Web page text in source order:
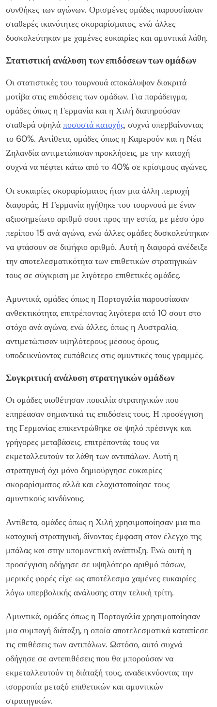
συνθήκες των αγώνων. Ορισμένες ομάδες παρουσίασαν
σταθερές ικανότητες σκοραρίσματος, ενώ άλλες
δυσκολεύτηκαν με χαμένες ευκαιρίες και αμυντικά λάθη.
Στατιστική ανάλυση των επιδόσεων των ομάδων
Οι στατιστικές του τουρνουά αποκάλυψαν διακριτά
μοτίβα στις επιδόσεις των ομάδων. Για παράδειγμα,
ομάδες όπως η Γερμανία και η Χιλή διατηρούσαν
σταθερά υψηλά ποσοστά κατοχής, συχνά υπερβαίνοντας
το 60%. Αντίθετα, ομάδες όπως η Καμερούν και η Νέα
Ζηλανδία αντιμετώπισαν προκλήσεις, με την κατοχή
συχνά να πέφτει κάτω από το 40% σε κρίσιμους αγώνες.
Οι ευκαιρίες σκοραρίσματος ήταν μια άλλη περιοχή
διαφοράς. Η Γερμανία ηγήθηκε του τουρνουά με έναν
αξιοσημείωτο αριθμό σουτ προς την εστία, με μέσο όρο
περίπου 15 ανά αγώνα, ενώ άλλες ομάδες δυσκολεύτηκαν
να φτάσουν σε διψήφιο αριθμό. Αυτή η διαφορά ανέδειξε
την αποτελεσματικότητα των επιθετικών στρατηγικών
τους σε σύγκριση με λιγότερο επιθετικές ομάδες.
Αμυντικά, ομάδες όπως η Πορτογαλία παρουσίασαν
ανθεκτικότητα, επιτρέποντας λιγότερα από 10 σουτ στο
στόχο ανά αγώνα, ενώ άλλες, όπως η Αυστραλία,
αντιμετώπισαν υψηλότερους μέσους όρους,
υποδεικνύοντας ευπάθειες στις αμυντικές τους γραμμές.
Συγκριτική ανάλυση στρατηγικών ομάδων
Οι ομάδες υιοθέτησαν ποικιλία στρατηγικών που
επηρέασαν σημαντικά τις επιδόσεις τους. Η προσέγγιση
της Γερμανίας επικεντρώθηκε σε ψηλό πρέσινγκ και
γρήγορες μεταβάσεις, επιτρέποντάς τους να
εκμεταλλευτούν τα λάθη των αντιπάλων. Αυτή η
στρατηγική όχι μόνο δημιούργησε ευκαιρίες
σκοραρίσματος αλλά και ελαχιστοποίησε τους
αμυντικούς κινδύνους.
Αντίθετα, ομάδες όπως η Χιλή χρησιμοποίησαν μια πιο
κατοχική στρατηγική, δίνοντας έμφαση στον έλεγχο της
μπάλας και στην υπομονετική ανάπτυξη. Ενώ αυτή η
προσέγγιση οδήγησε σε υψηλότερο αριθμό πάσων,
μερικές φορές είχε ως αποτέλεσμα χαμένες ευκαιρίες
λόγω υπερβολικής ανάλυσης στην τελική τρίτη.
Αμυντικά, ομάδες όπως η Πορτογαλία χρησιμοποίησαν
μια συμπαγή διάταξη, η οποία αποτελεσματικά καταπίεσε
τις επιθέσεις των αντιπάλων. Ωστόσο, αυτό συχνά
οδήγησε σε αντεπιθέσεις που θα μπορούσαν να
εκμεταλλευτούν τη διάταξή τους, αναδεικνύοντας την
ισορροπία μεταξύ επιθετικών και αμυντικών
στρατηγικών.